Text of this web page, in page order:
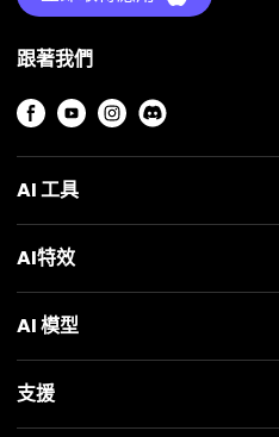
跟著我們
AI 工具
AI特效
AI 模型
支援